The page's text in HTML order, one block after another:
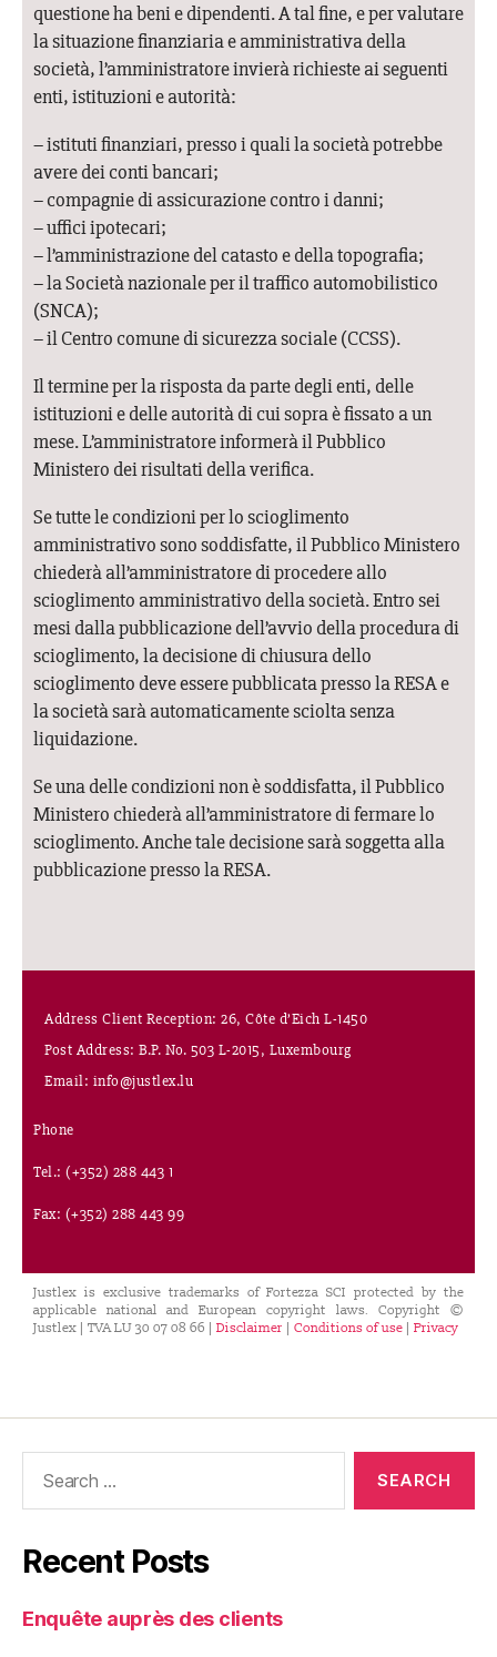
questione ha beni e dipendenti. A tal fine, e per valutare
la situazione finanziaria e amministrativa della
società, l’amministratore invierà richieste ai seguenti
enti, istituzioni e autorità:
– istituti finanziari, presso i quali la società potrebbe
avere dei conti bancari;
– compagnie di assicurazione contro i danni;
– uffici ipotecari;
– l’amministrazione del catasto e della topografia;
– la Società nazionale per il traffico automobilistico
(SNCA);
– il Centro comune di sicurezza sociale (CCSS).
Il termine per la risposta da parte degli enti, delle
istituzioni e delle autorità di cui sopra è fissato a un
mese. L’amministratore informerà il Pubblico
Ministero dei risultati della verifica.
Se tutte le condizioni per lo scioglimento
amministrativo sono soddisfatte, il Pubblico Ministero
chiederà all’amministratore di procedere allo
scioglimento amministrativo della società. Entro sei
mesi dalla pubblicazione dell’avvio della procedura di
scioglimento, la decisione di chiusura dello
scioglimento deve essere pubblicata presso la RESA e
la società sarà automaticamente sciolta senza
liquidazione.
Se una delle condizioni non è soddisfatta, il Pubblico
Ministero chiederà all’amministratore di fermare lo
scioglimento. Anche tale decisione sarà soggetta alla
pubblicazione presso la RESA.
Address Client Reception: 26, Côte d’Eich L-1450
Post Address: B.P. No. 503 L-2015, Luxembourg
Email: info@justlex.lu
Phone
Tel.: (+352) 288 443 1
Fax: (+352) 288 443 99
Justlex is exclusive trademarks of Fortezza SCI protected by the
applicable national and European copyright laws. Copyright ©
Justlex | TVA LU 30 07 08 66 | Disclaimer | Conditions of use | Privacy
Recent Posts
Enquête auprès des clients